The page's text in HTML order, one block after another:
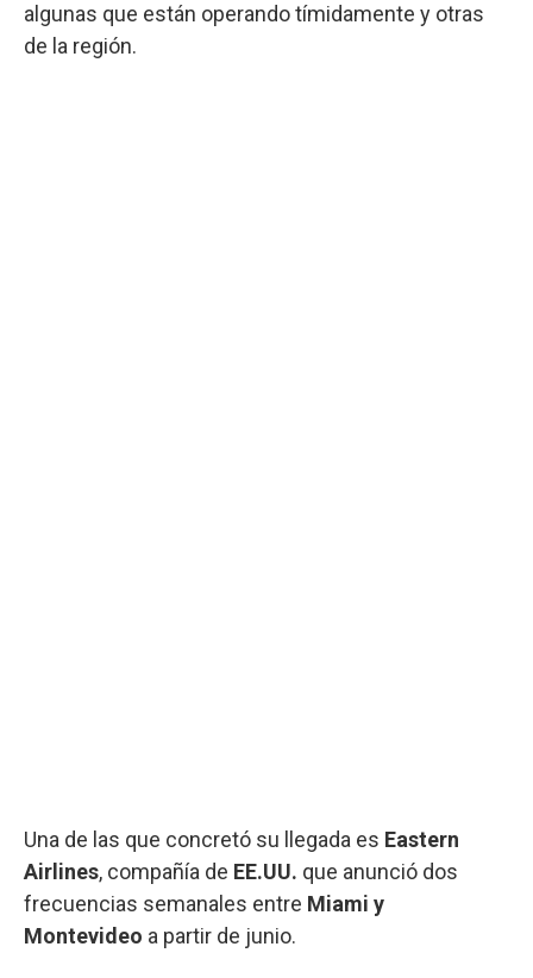
algunas que están operando tímidamente y otras
de la región.
Una de las que concretó su llegada es Eastern
Airlines, compañía de EE.UU. que anunció dos
frecuencias semanales entre Miami y
Montevideo a partir de junio.